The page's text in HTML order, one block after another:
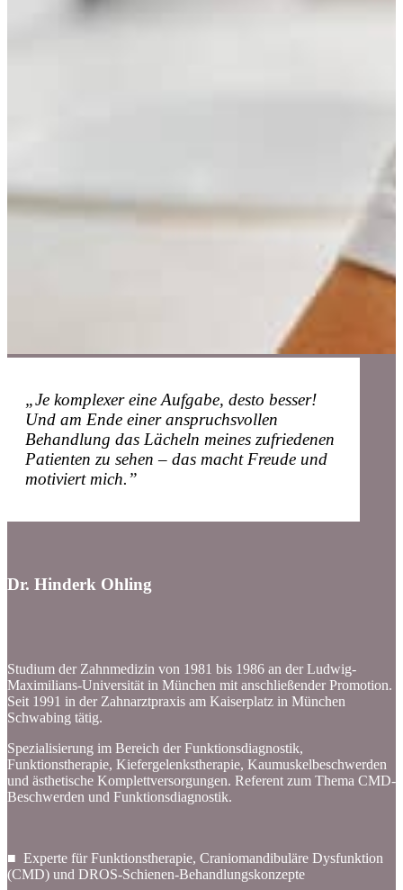
„Je komplexer eine Aufgabe, desto besser!
Und am Ende einer anspruchsvollen
Behandlung das Lächeln meines zufriedenen
Patienten zu sehen – das macht Freude und
motiviert mich.”
Dr. Hinderk Ohling
Studium der Zahnmedizin von 1981 bis 1986 an der Ludwig-
Maximilians-Universität in München mit anschließender Promotion.
Seit 1991 in der Zahnarztpraxis am Kaiserplatz in München
Schwabing tätig.
Spezialisierung im Bereich der Funktionsdiagnostik,
Funktionstherapie, Kiefergelenkstherapie, Kaumuskelbeschwerden
und ästhetische Komplettversorgungen. Referent zum Thema CMD-
Beschwerden und Funktionsdiagnostik.
■ Experte für Funktionstherapie, Craniomandibuläre Dysfunktion
(CMD) und DROS-Schienen-Behandlungskonzepte